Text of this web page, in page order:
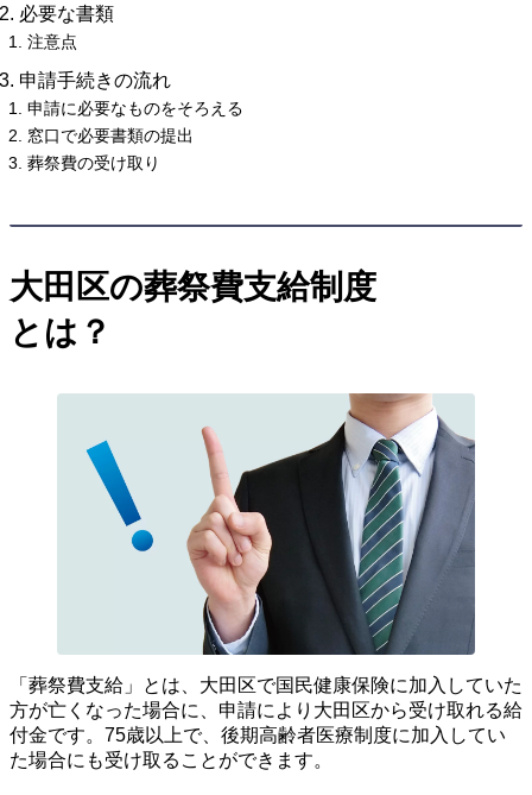
必要な書類
注意点
申請手続きの流れ
申請に必要なものをそろえる
窓口で必要書類の提出
葬祭費の受け取り
大田区の葬祭費支給制度
とは？
「葬祭費支給」とは、大田区で国民健康保険に加入していた
方が亡くなった場合に、申請により大田区から受け取れる給
付金です。75歳以上で、後期高齢者医療制度に加入してい
た場合にも受け取ることができます。